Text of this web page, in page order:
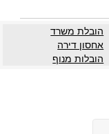
הובלת משרד
אחסון דירה
הובלות מנוף